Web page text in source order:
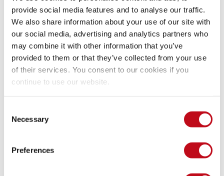
provide social media features and to analyse our traffic.
We also share information about your use of our site with
our social media, advertising and analytics partners who
may combine it with other information that you’ve
provided to them or that they’ve collected from your use
of their services. You consent to our cookies if you
continue to use our website.
Selection
Necessary
Preferences
pautas útiles son las de la Agencia de Ciberseguridad y
Seguridad de Infraestructuras (CISA), llamadas "Apache
Log4j vulnerability guidance " y también la lista de software
afectado por Log4Shell.
¿Cómo remediar esta
vulnerabilidad de Log4j?
Remediar o mitigar la vulnerabilidad Log4Shell es el
siguiente paso lógico tras detectarla, y dependiendo de las
remediarla, se debe actualizar la biblioteca Log4j a una